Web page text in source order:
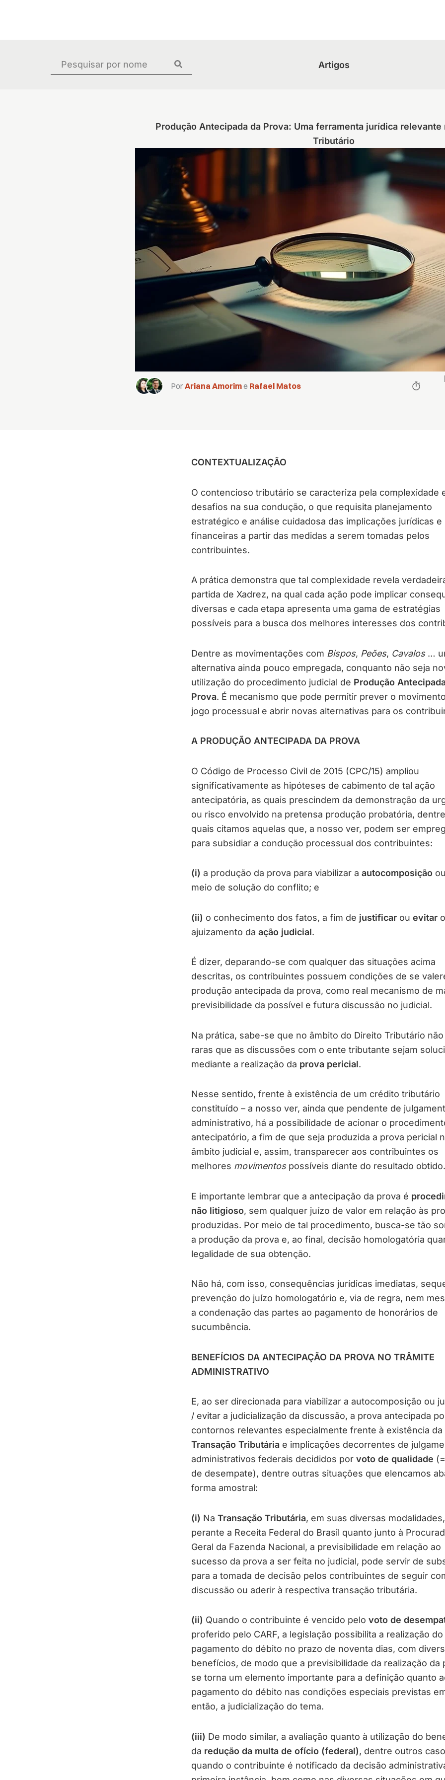
Artigos
Produção Antecipada da Prova: Uma ferramenta jurídica
Tributário
PorAriana Amorime Rafael Matos
CONTEXTUALIZAÇÃO
O contencioso tributário se caracteriza pela complexidade
desafios na sua condução, o que requisita planejamento
estratégico e análise cuidadosa das implicações jurídicas e
financeiras a partir das medidas a serem tomadas pelos
contribuintes.
A prática demonstra que tal complexidade revela
partida de Xadrez, na qual cada ação pode implicar
diversas e cada etapa apresenta uma gama de estratégias
possíveis para a busca dos melhores interesses dos
Dentre as movimentações com Bispos, Peões, Cavalos…
alternativa ainda pouco empregada, conquanto não seja
utilização do procedimento judicial de Produção
Prova. É mecanismo que pode permitir prever o
jogo processual e abrir novas alternativas para os
A PRODUÇÃO ANTECIPADA DA PROVA
O Código de Processo Civil de 2015 (CPC/15) ampliou
significativamente as hipóteses de cabimento de tal ação
antecipatória, as quais prescindem da demonstração da
ou risco envolvido na pretensa produção probatória,
quais citamos aquelas que, a nosso ver, podem ser
para subsidiar a condução processual dos contribuintes:
(i) a produção da prova para viabilizar a autocomposição
meio de solução do conflito; e
(ii) o conhecimento dos fatos, a fim de justificarou evitaro
ajuizamento da ação judicial.
É dizer, deparando-se com qualquer das situações acima
descritas, os contribuintes possuem condições de se
produção antecipada da prova, como real mecanismo de
previsibilidade da possível e futura discussão no judicial.
Na prática, sabe-se que no âmbito do Direito Tributário não
raras que as discussões com o ente tributante sejam
mediante a realização da prova pericial.
Nesse sentido, frente à existência de um crédito tributário
constituído – a nosso ver, ainda que pendente de
administrativo, há a possibilidade de acionar o
antecipatório, a fim de que seja produzida a prova pericial
âmbito judicial e, assim, transparecer aos contribuintes os
melhores movimentospossíveis diante do resultado obtido.
E importante lembrar que a antecipação da prova é
não litigioso, sem qualquer juízo de valor em relação às
produzidas. Por meio de tal procedimento, busca-se tão
a produção da prova e, ao final, decisão homologatória
legalidade de sua obtenção.
Não há, com isso, consequências jurídicas imediatas,
prevenção do juízo homologatório e, via de regra, nem
a condenação das partes ao pagamento de honorários de
sucumbência.
BENEFÍCIOS DA ANTECIPAÇÃO DA PROVA NO TRÂMITE
ADMINISTRATIVO
E, ao ser direcionada para viabilizar a autocomposição ou
/ evitar a judicialização da discussão, a prova antecipada
contornos relevantes especialmente frente à existência da
Transação Tributáriae implicações decorrentes de
administrativos federais decididos por voto de qualidade
de desempate), dentre outras situações que elencamos
forma amostral:
(i) Na Transação Tributária, em suas diversas
perante a Receita Federal do Brasil quanto junto à
Geral da Fazenda Nacional, a previsibilidade em relação ao
sucesso da prova a ser feita no judicial, pode servir de
para a tomada de decisão pelos contribuintes de seguir
discussão ou aderir à respectiva transação tributária.
(ii) Quando o contribuinte é vencido pelo voto de
proferido pelo CARF, a legislação possibilita a realização do
pagamento do débito no prazo de noventa dias, com
benefícios, de modo que a previsibilidade da realização da
se torna um elemento importante para a definição quanto
pagamento do débito nas condições especiais previstas
então, a judicialização do tema.
(iii) De modo similar, a avaliação quanto à utilização do
da redução da multa de ofício (federal), dentre outros
quando o contribuinte é notificado da decisão